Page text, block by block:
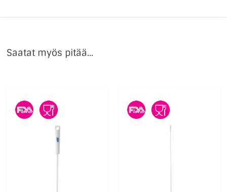
Saatat myös pitää...